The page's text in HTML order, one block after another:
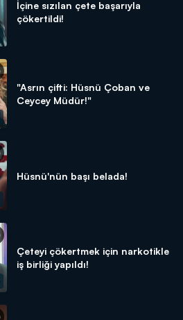
İçine sızılan çete başarıyla
çökertildi!
"Asrın çifti: Hüsnü Çoban ve
Ceycey Müdür!"
Hüsnü'nün başı belada!
Çeteyi çökertmek için narkotikle
iş birliği yapıldı!